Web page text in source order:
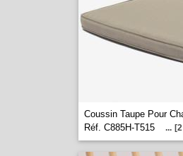
Coussin Taupe Pour
Réf. C885H-T515
...